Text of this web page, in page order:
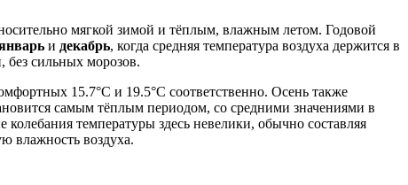
мягкой зимой и тёплым, влажным летом. Годовой
и декабрь, когда средняя температура воздуха держится в
без сильных морозов.
15.7°C и 19.5°C соответственно. Осень также
самым тёплым периодом, со средними значениями в
температуры здесь невелики, обычно составляя
влажность воздуха.